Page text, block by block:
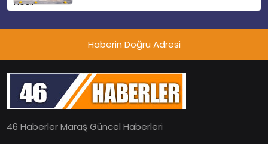
Haberin Doğru Adresi
46 Haberler Maraş Güncel Haberleri